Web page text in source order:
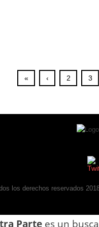
« ‹ 2 3
los derechos reservados
Partees un